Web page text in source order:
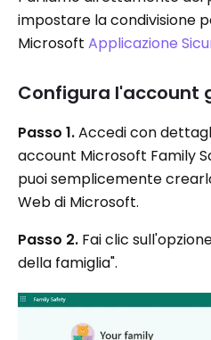
impostare la condivisione
Microsoft Applicazione
Configura l'account
Passo 1.Accedi con
account Microsoft Family
puoi semplicemente
Web di Microsoft.
Passo 2. Fai clic
della famiglia".